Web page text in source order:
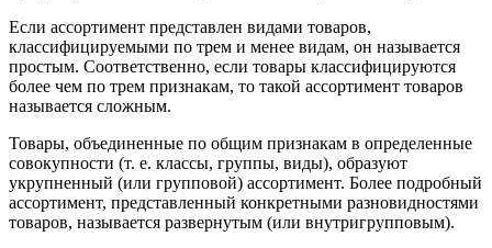
Если ассортимент представлен видами товаров,
классифицируемыми по трем и менее видам, он называется
простым. Соответственно, если товары классифицируются
более чем по трем признакам, то такой ассортимент товаров
называется сложным.
Товары, объединенные по общим признакам в определенные
совокупности (т. е. классы, группы, виды), образуют
укрупненный (или групповой) ассортимент. Более подробный
ассортимент, представленный конкретными разновидностями
товаров, называется развернутым (или внутригрупповым).